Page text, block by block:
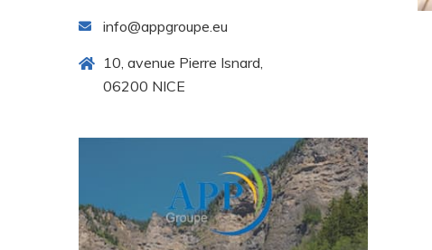
info@appgroupe.eu
10, avenue Pierre Isnard,
06200 NICE